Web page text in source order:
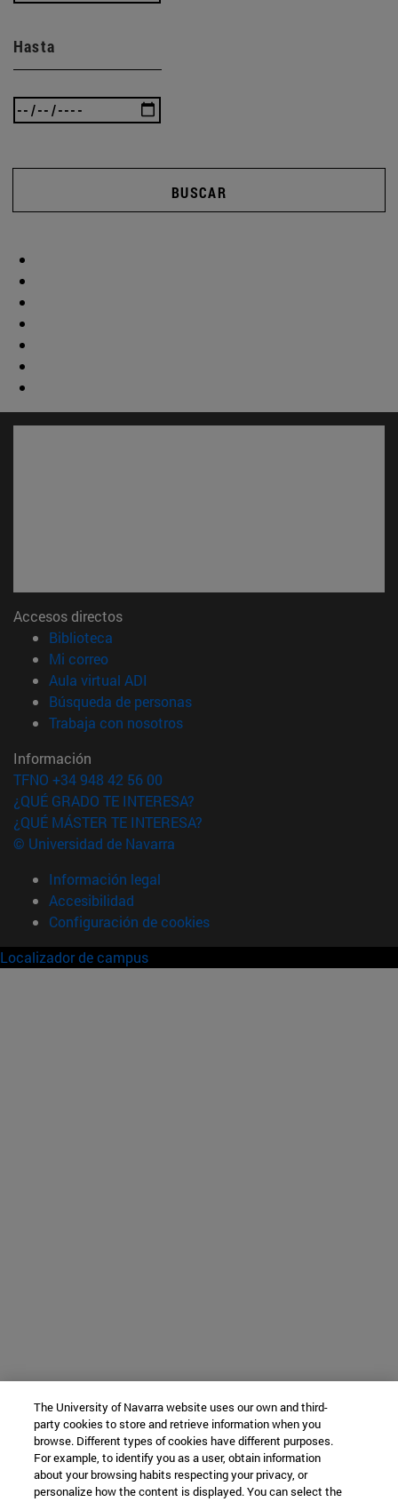
Hasta
BUSCAR
Accesos directos
Biblioteca
Mi correo(abre en nueva ventana)
Aula virtual ADI
Búsqueda de personas(abre en nueva ventana)
Trabaja con nosotros(abre en nueva ventana)
Información
TFNO +34 948 42 56 00
¿QUÉ GRADO TE INTERESA?
¿QUÉ MÁSTER TE INTERESA?
© Universidad de Navarra
Información legal
Accesibilidad
Configuración de cookies
Localizador de campus
The University of Navarra website uses our own and third-
party cookies to store and retrieve information when you
browse. Different types of cookies have different purposes.
For example, to identify you as a user, obtain information
about your browsing habits respecting your privacy, or
personalize how the content is displayed. You can select the